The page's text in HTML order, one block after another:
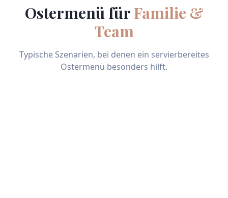
Ostermenü für Familie &
Team
Typische Szenarien, bei denen ein servierbereites
Ostermenü besonders hilft.